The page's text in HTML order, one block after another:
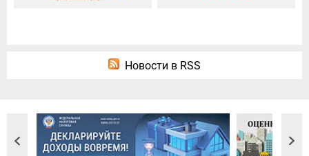
Новости в RSS